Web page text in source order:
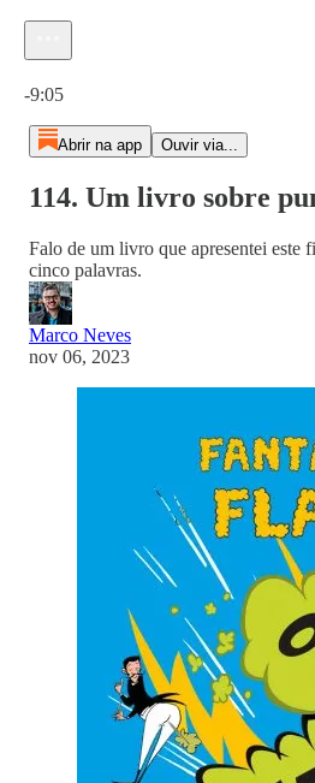
-9:05
Abrir na app Ouvir via...
114. Um livro sobre
Falo de um livro que apresentei este
cinco palavras.
Marco Neves
nov 06, 2023